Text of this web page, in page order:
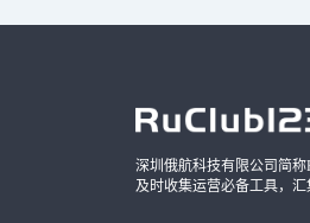
深圳俄航科技有限公司简称
及时收集运营必备工具，